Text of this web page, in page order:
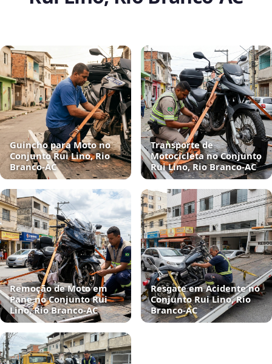
Guincho para Moto no
Conjunto Rui Lino, Rio
Branco‑AC
Transporte de
Motocicleta no Conjunto
Rui Lino, Rio Branco‑AC
Remoção de Moto em
Pane no Conjunto Rui
Lino, Rio Branco‑AC
Resgate em Acidente no
Conjunto Rui Lino, Rio
Branco‑AC